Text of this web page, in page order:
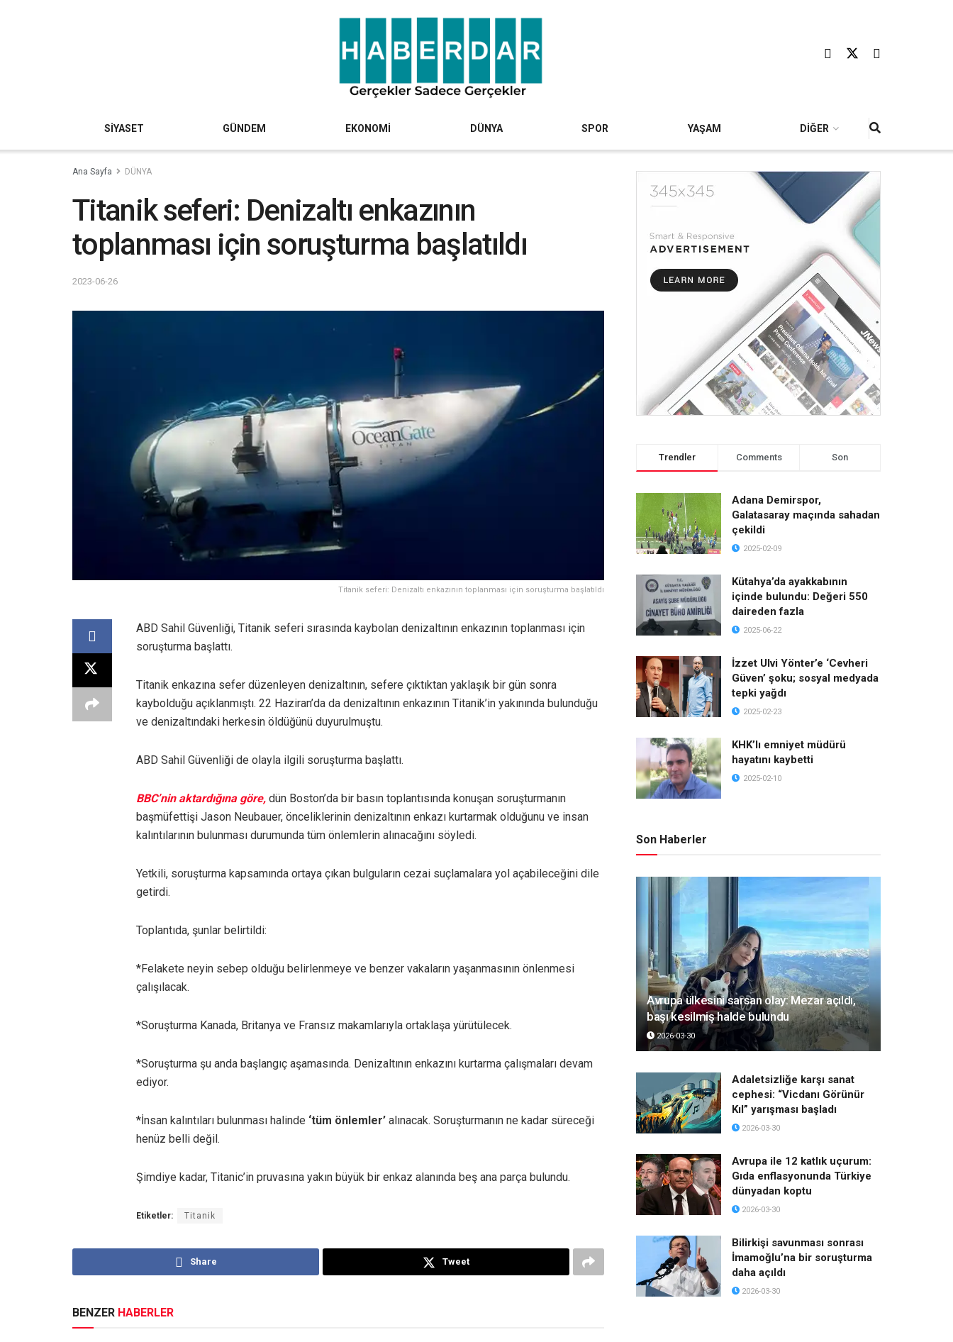
SİYASET GÜNDEM EKONOMİ DÜNYA SPOR YAŞAM DİĞER
Ana Sayfa DÜNYA
Titanik seferi: Denizaltı enkazının
toplanması için soruşturma başlatıldı
2023-06-26
Titanik seferi: Denizaltı enkazının toplanması için soruşturma başlatıldı
ABD Sahil Güvenliği, Titanik seferi sırasında kaybolan denizaltının enkazının toplanması için
soruşturma başlattı.
Titanik enkazına sefer düzenleyen denizaltının, sefere çıktıktan yaklaşık bir gün sonra
kaybolduğu açıklanmıştı. 22 Haziran’da da denizaltının enkazının Titanik’in yakınında bulunduğu
ve denizaltındaki herkesin öldüğünü duyurulmuştu.
ABD Sahil Güvenliği de olayla ilgili soruşturma başlattı.
BBC’nin aktardığına göre, dün Boston’da bir basın toplantısında konuşan soruşturmanın
başmüfettişi Jason Neubauer, önceliklerinin denizaltının enkazı kurtarmak olduğunu ve insan
kalıntılarının bulunması durumunda tüm önlemlerin alınacağını söyledi.
Yetkili, soruşturma kapsamında ortaya çıkan bulguların cezai suçlamalara yol açabileceğini dile
getirdi.
Toplantıda, şunlar belirtildi:
*Felakete neyin sebep olduğu belirlenmeye ve benzer vakaların yaşanmasının önlenmesi
çalışılacak.
*Soruşturma Kanada, Britanya ve Fransız makamlarıyla ortaklaşa yürütülecek.
*Soruşturma şu anda başlangıç aşamasında. Denizaltının enkazını kurtarma çalışmaları devam
ediyor.
*İnsan kalıntıları bulunması halinde ‘tüm önlemler’ alınacak. Soruşturmanın ne kadar süreceği
henüz belli değil.
Şimdiye kadar, Titanic’in pruvasına yakın büyük bir enkaz alanında beş ana parça bulundu.
Etiketler: Titanik
Share Tweet
BENZER HABERLER
Trendler Comments Son
Adana Demirspor,
Galatasaray maçında sahadan
çekildi
2025-02-09
Kütahya’da ayakkabının
içinde bulundu: Değeri 550
daireden fazla
2025-06-22
İzzet Ulvi Yönter’e ‘Cevheri
Güven’ şoku; sosyal medyada
tepki yağdı
2025-02-23
KHK’lı emniyet müdürü
hayatını kaybetti
2025-02-10
Son Haberler
Avrupa ülkesini sarsan olay: Mezar açıldı,
başı kesilmiş halde bulundu
2026-03-30
Adaletsizliğe karşı sanat
cephesi: “Vicdanı Görünür
Kıl” yarışması başladı
2026-03-30
Avrupa ile 12 katlık uçurum:
Gıda enflasyonunda Türkiye
dünyadan koptu
2026-03-30
Bilirkişi savunması sonrası
İmamoğlu’na bir soruşturma
daha açıldı
2026-03-30